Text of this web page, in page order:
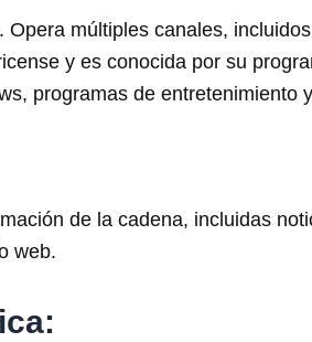
múltiples canales,
y es conocida por su
programas de entretenimiento
de la cadena, incluidas
web.